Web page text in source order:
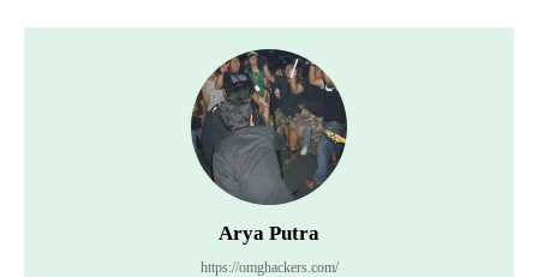
Arya Putra
https://omghackers.com/